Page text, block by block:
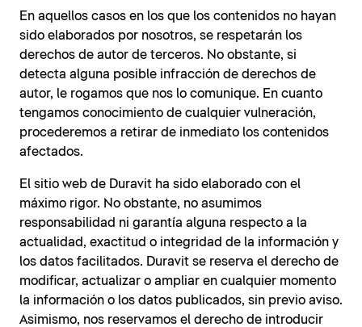
En aquellos casos en los que los contenidos no hayan
sido elaborados por nosotros, se respetarán los
derechos de autor de terceros. No obstante, si
detecta alguna posible infracción de derechos de
autor, le rogamos que nos lo comunique. En cuanto
tengamos conocimiento de cualquier vulneración,
procederemos a retirar de inmediato los contenidos
afectados.
El sitio web de Duravit ha sido elaborado con el
máximo rigor. No obstante, no asumimos
responsabilidad ni garantía alguna respecto a la
actualidad, exactitud o integridad de la información y
los datos facilitados. Duravit se reserva el derecho de
modificar, actualizar o ampliar en cualquier momento
la información o los datos publicados, sin previo aviso.
Asimismo, nos reservamos el derecho de introducir